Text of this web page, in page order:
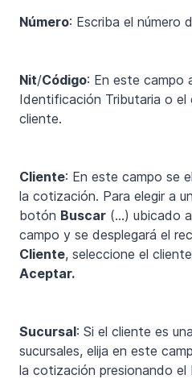
Número: Escriba el número
Nit/Código: En este campo
Identificación Tributaria o el
cliente.
Cliente: En este campo se
la cotización. Para elegir a
botón Buscar (…) ubicado
campo y se desplegará el
Cliente, seleccione el
Aceptar.
Sucursal: Si el cliente es
sucursales, elija en este
la cotización presionando el